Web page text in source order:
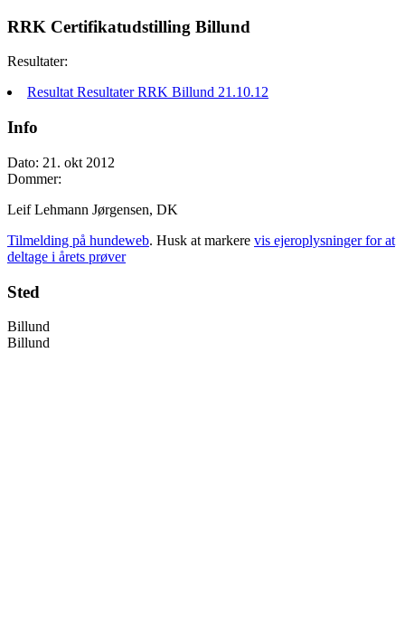
RRK Certifikatudstilling Billund
Resultater:
Resultat Resultater RRK Billund 21.10.12
Info
Dato: 21. okt 2012
Dommer:
Leif Lehmann Jørgensen, DK
Tilmelding på hundeweb. Husk at markere vis ejeroplysninger for at
deltage i årets prøver
Sted
Billund
Billund